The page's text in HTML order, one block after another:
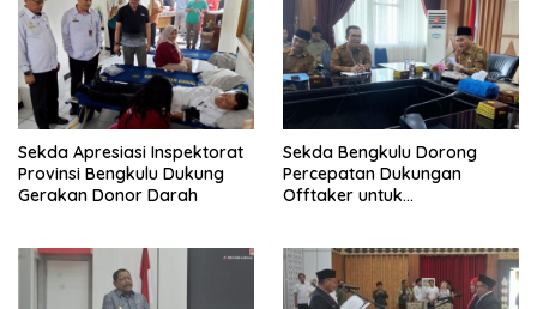
Sekda Apresiasi Inspektorat
Provinsi Bengkulu Dukung
Gerakan Donor Darah
Sekda Bengkulu Dorong
Percepatan Dukungan
Offtaker untuk